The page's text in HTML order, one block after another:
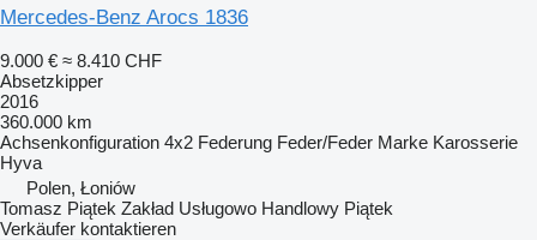
Mercedes-Benz Arocs 1836
9.000 € ≈ 8.410 CHF
Absetzkipper
2016
360.000 km
Achsenkonfiguration 4x2 Federung Feder/Feder Marke Karosserie
Hyva
Polen, Łoniów
Tomasz Piątek Zakład Usługowo Handlowy Piątek
Verkäufer kontaktieren